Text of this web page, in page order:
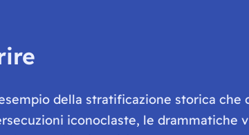
della stratificazione storica
iconoclaste, le drammatiche